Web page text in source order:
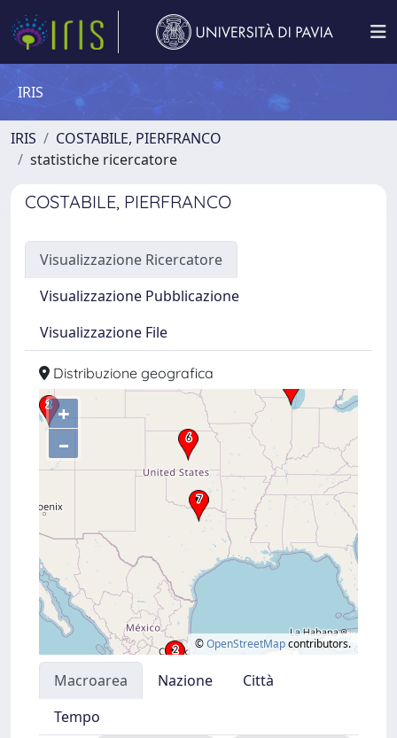
IRIS
IRIS
COSTABILE, PIERFRANCO
statistiche ricercatore
COSTABILE, PIERFRANCO
Visualizzazione Ricercatore
Visualizzazione Pubblicazione
Visualizzazione File
Distribuzione geografica
+
–
©OpenStreetMapcontributors.
Macroarea Nazione
Città
Tempo